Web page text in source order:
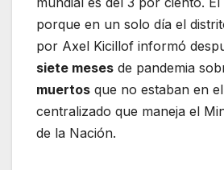
porque en un solo día el
por Axel Kicillof informó
siete meses de pandemia
muertos que no estaban en
centralizado que maneja el
de la Nación.